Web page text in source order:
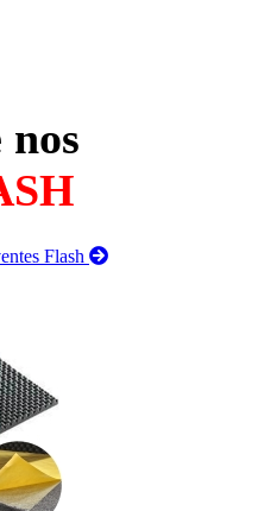
Flash